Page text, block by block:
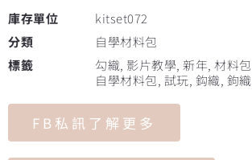
庫存單位
kitset072
分類
自學材料包
標籤
勾織, 影片教學, 新年, 材料包
自學材料包, 試玩, 鈎織, 鉤織
FB私訊了解更多